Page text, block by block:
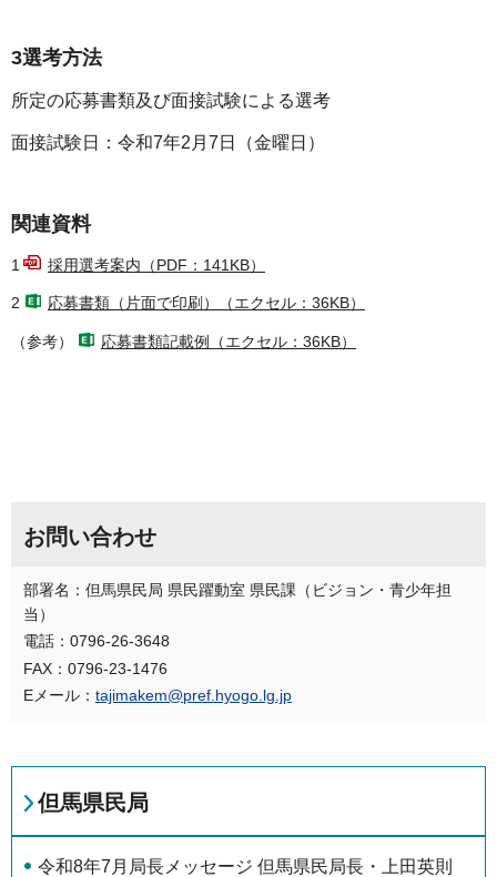
3選考方法
所定の応募書類及び面接試験による選考
面接試験日：令和7年2月7日（金曜日）
関連資料
1 採用選考案内（PDF：141KB）
2 応募書類（片面で印刷）（エクセル：36KB）
（参考） 応募書類記載例（エクセル：36KB）
お問い合わせ
部署名：但馬県民局 県民躍動室 県民課（ビジョン・青少年担
当）
電話：0796-26-3648
FAX：0796-23-1476
Eメール： tajimakem@pref.hyogo.lg.jp
但馬県民局
令和8年7月局長メッセージ 但馬県民局長・上田英則